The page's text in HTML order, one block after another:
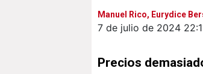
Manuel Rico, Eurydice
7 de julio de 2024
Precios